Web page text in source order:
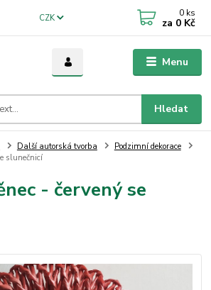
Menu
CZK
Hledat
0 ks
za 0 Kč
Další autorská tvorba
Podzimní dekorace
slunečnicí
- červený se